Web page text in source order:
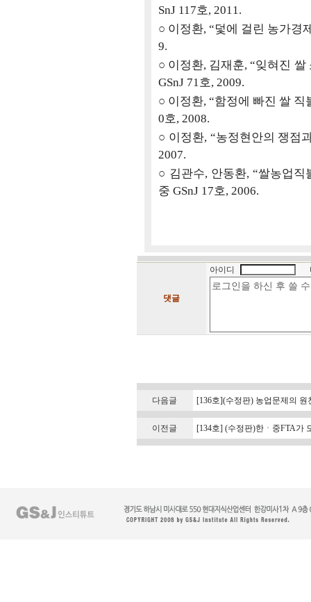
SnJ 117호, 2011.
○ 이정환, “덫에 걸린 농가경
9.
○ 이정환, 김재훈, “잊혀진
GSnJ 71호, 2009.
○ 이정환, “함정에 빠진 쌀 직
0호, 2008.
○ 이정환, “농정현안의 쟁점
2007.
○ 김관수, 안동환, “쌀농업
중 GSnJ 17호, 2006.
댓글
아이디
다음글 [136호](수정판) 농업문제의 원
이전글 [134호] (수정판)한ㆍ중FTA가